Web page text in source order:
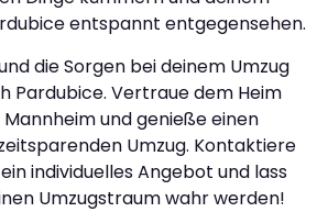
entspannt entgegensehen.
die Sorgen bei deinem Umzug
Pardubice. Vertraue dem Heim
und genieße einen
Umzug. Kontaktiere
individuelles Angebot und lass
Umzugstraum wahr werden!